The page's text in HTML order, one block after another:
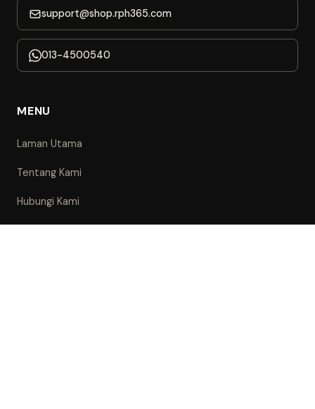
support@shop.rph365.com
013-4500540
MENU
Laman Utama
Tentang Kami
Hubungi Kami